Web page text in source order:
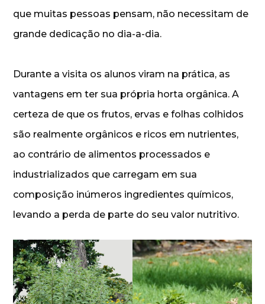
que muitas pessoas pensam, não necessitam de
grande dedicação no dia-a-dia.
Durante a visita os alunos viram na prática, as
vantagens em ter sua própria horta orgânica. A
certeza de que os frutos, ervas e folhas colhidos
são realmente orgânicos e ricos em nutrientes,
ao contrário de alimentos processados e
industrializados que carregam em sua
composição inúmeros ingredientes químicos,
levando a perda de parte do seu valor nutritivo.